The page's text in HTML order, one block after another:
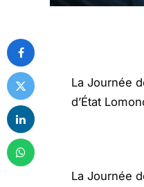
La Journée
d’État
La Journée